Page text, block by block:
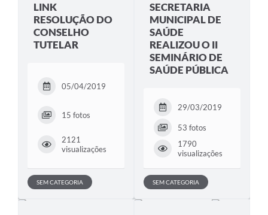
LINK
RESOLUÇÃO DO
CONSELHO
TUTELAR
05/04/2019
15 fotos
2121
visualizações
SEM CATEGORIA
SECRETARIA
MUNICIPAL DE
SAÚDE
REALIZOU O II
SEMINÁRIO DE
SAÚDE PÚBLICA
29/03/2019
53 fotos
1790
visualizações
SEM CATEGORIA